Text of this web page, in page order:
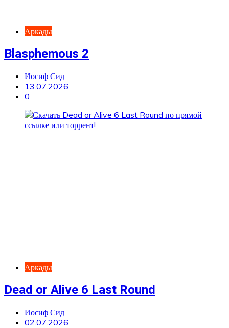
Аркады
Blasphemous 2
Иосиф Сид
13.07.2026
0
Аркады
Dead or Alive 6 Last Round
Иосиф Сид
02.07.2026